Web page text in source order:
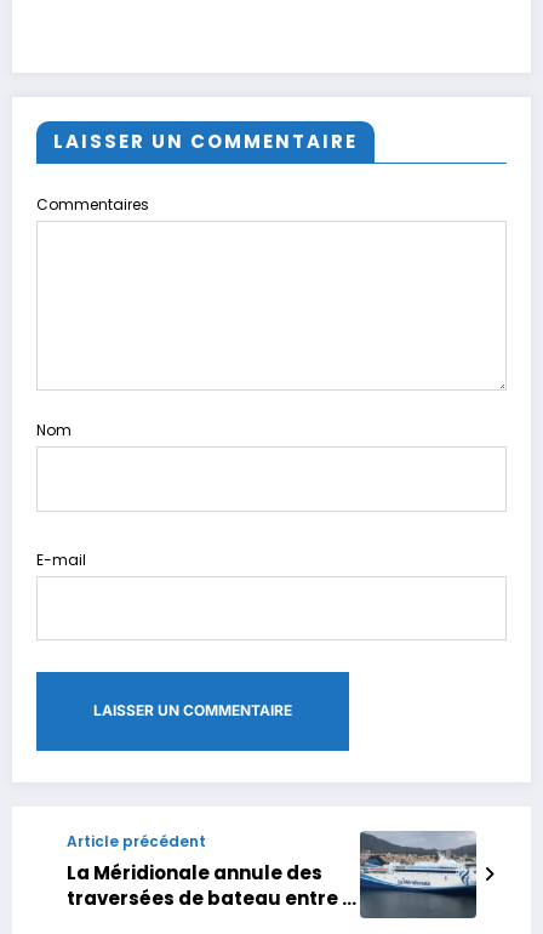
LAISSER UN COMMENTAIRE
Commentaires
Nom
E-mail
Article précédent
La Méridionale annule des
traversées de bateau entre le